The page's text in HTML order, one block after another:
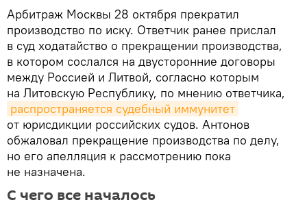
Арбитраж Москвы 28 октября прекратил
производство по иску. Ответчик ранее прислал
в суд ходатайство о прекращении производства,
в котором сослался на двусторонние договоры
между Россией и Литвой, согласно которым
на Литовскую Республику, по мнению ответчика,
распространяется судебный иммунитет
от юрисдикции российских судов. Антонов
обжаловал прекращение производства по делу,
но его апелляция к рассмотрению пока
не назначена.
С чего все началось